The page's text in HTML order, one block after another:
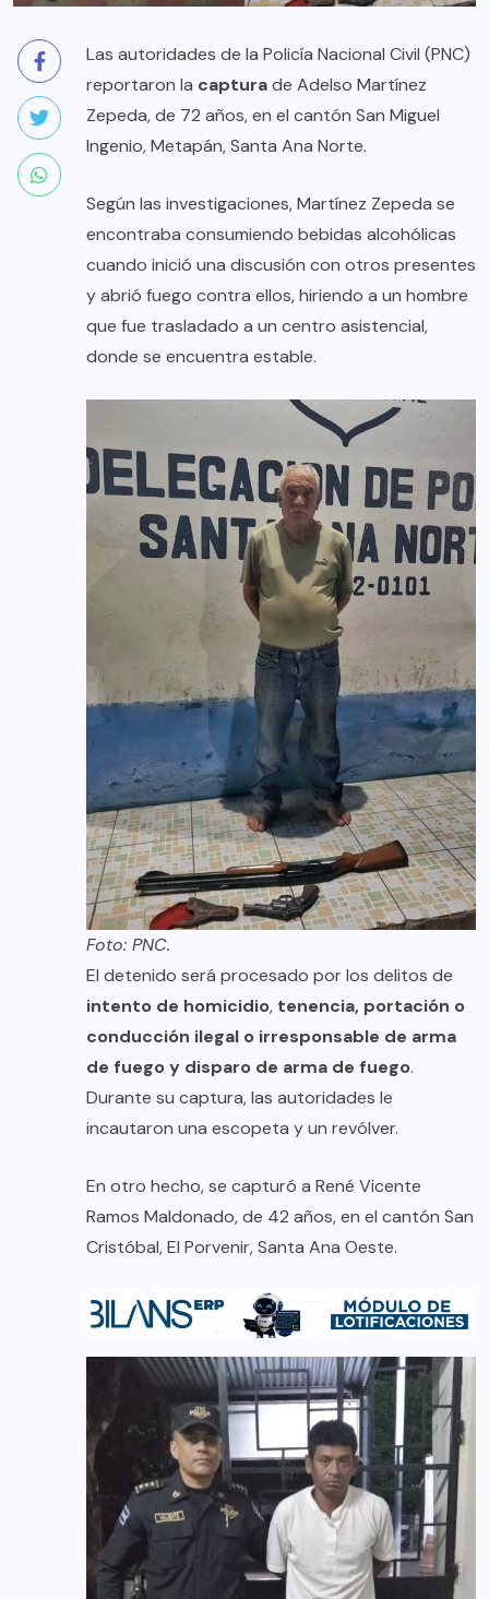
Las autoridades de la Policía Nacional Civil (PNC)
reportaron la capturade Adelso Martínez
Zepeda, de 72 años, en el cantón San Miguel
Ingenio, Metapán, Santa Ana Norte.
Según las investigaciones, Martínez Zepeda se
encontraba consumiendo bebidas alcohólicas
cuando inició una discusión con otros presentes
y abrió fuego contra ellos, hiriendo a un hombre
que fue trasladado a un centro asistencial,
donde se encuentra estable.
Foto: PNC.
El detenido será procesado por los delitos de
intento de homicidio, tenencia, portación o
conducción ilegal o irresponsable de arma
de fuego y disparo de arma de fuego.
Durante su captura, las autoridades le
incautaron una escopeta y un revólver.
En otro hecho, se capturó a René Vicente
Ramos Maldonado, de 42 años, en el cantón San
Cristóbal, El Porvenir, Santa Ana Oeste.